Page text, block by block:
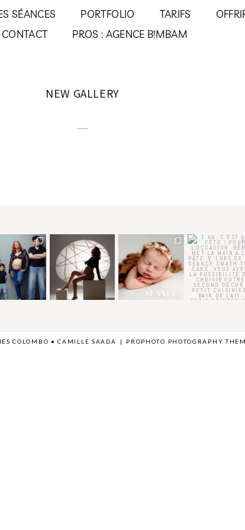
SÉANCES PORTFOLIO TARIFS
CONTACT
PROS : AGENCE B!MBAM
NEW GALLERY
COLOMBO • CAMILLE SAADA | PROPHOTO PHOTOGRAPHY